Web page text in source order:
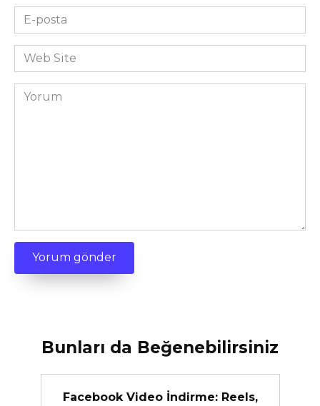
E-
posta
*Web
Site
Yorum
Bunları da Beğenebilirsiniz
Facebook Video İndirme: Reels,